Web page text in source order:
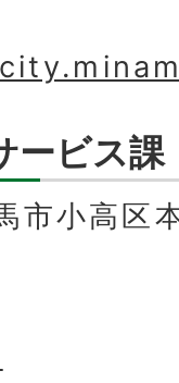
ービス課
小高区